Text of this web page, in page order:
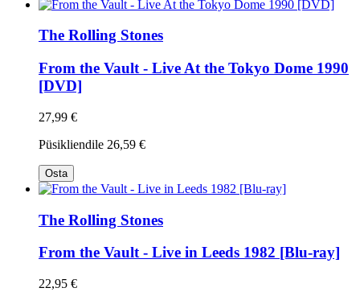
The Rolling Stones
From the Vault - Live At the Tokyo Dome 1990
[DVD]
27,99 €
Püsikliendile 26,59 €
Osta
The Rolling Stones
From the Vault - Live in Leeds 1982 [Blu-ray]
22,95 €